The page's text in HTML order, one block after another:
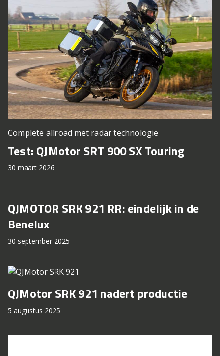
Complete allroad met radar technologie
Test: QJMotor SRT 900 SX Touring
30 maart 2026
QJMOTOR SRK 921 RR: eindelijk in de
Benelux
30 september 2025
QJMotor SRK 921 nadert productie
5 augustus 2025